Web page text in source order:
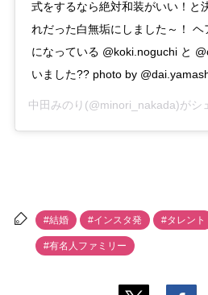
式をするなら絶対和装がいい！と
れだった白無垢にしました～！
になっている @koki.noguchi と
いました?? photo by
中田みのり (@minori_nakada)がシ
#結婚 #インスタ発 #タレント
#有名人ファミリー